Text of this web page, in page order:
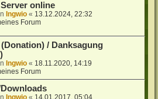
online
Ingwio « 13.12.2024, 22:32
Forum
(Donation) / Danksagung
Ingwio « 18.11.2020, 14:19
Forum
Ingwio « 14.01.2017, 05:04